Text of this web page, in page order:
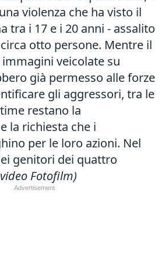
violenza che ha visto il
tra i 17 e i 20 anni - assalito
otto persone. Mentre il
veicolate su
già permesso alle forze
gli aggressori, tra le
restano la
la richiesta che i
per le loro azioni. Nel
genitori dei quattro
Fotofilm)